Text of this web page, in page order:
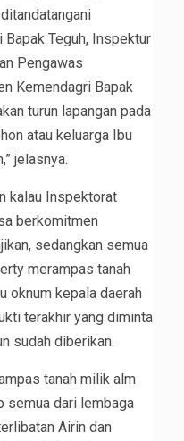
Teguh, Inspektur
Pengawas
Kemendagri Bapak
turun lapangan pada
atau keluarga Ibu
jelasnya.
kalau Inspektorat
berkomitmen
sedangkan semua
merampas tanah
oknum kepala daerah
terakhir yang diminta
sudah diberikan.
tanah milik alm
semua dari lembaga
Airin dan